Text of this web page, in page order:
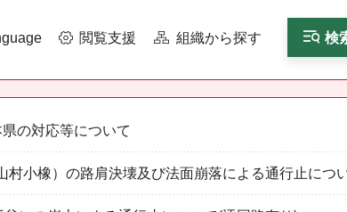
閲覧支援 組織から探す 検
の対応等について
村小橡）の路肩決壊及び法面崩落による通行止につ